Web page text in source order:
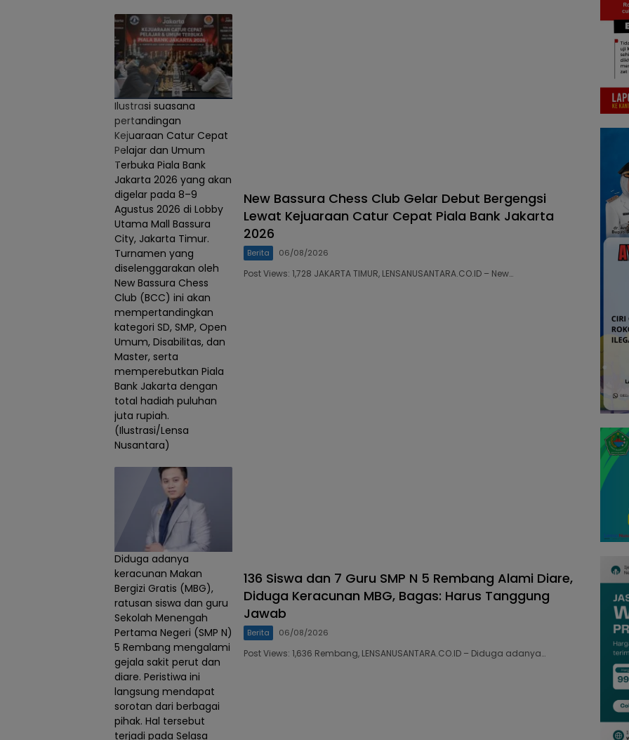
Ilustrasi suasana
pertandingan
Kejuaraan Catur Cepat
Pelajar dan Umum
Terbuka Piala Bank
Jakarta 2026 yang akan
digelar pada 8–9
Agustus 2026 di Lobby
Utama Mall Bassura
City, Jakarta Timur.
Turnamen yang
diselenggarakan oleh
New Bassura Chess
Club (BCC) ini akan
mempertandingkan
kategori SD, SMP, Open
Umum, Disabilitas, dan
Master, serta
memperebutkan Piala
Bank Jakarta dengan
total hadiah puluhan
juta rupiah.
(Ilustrasi/Lensa
Nusantara)
New Bassura Chess Club Gelar Debut Bergengsi
Lewat Kejuaraan Catur Cepat Piala Bank Jakarta
2026
Berita 06/08/2026
Post Views: 1,728 JAKARTA TIMUR, LENSANUSANTARA.CO.ID – New…
Diduga adanya
keracunan Makan
Bergizi Gratis (MBG),
ratusan siswa dan guru
Sekolah Menengah
Pertama Negeri (SMP N)
5 Rembang mengalami
gejala sakit perut dan
diare. Peristiwa ini
langsung mendapat
sorotan dari berbagai
pihak. Hal tersebut
terjadi pada Selasa
136 Siswa dan 7 Guru SMP N 5 Rembang Alami Diare,
Diduga Keracunan MBG, Bagas: Harus Tanggung
Jawab
Berita 06/08/2026
Post Views: 1,636 Rembang, LENSANUSANTARA.CO.ID – Diduga adanya…